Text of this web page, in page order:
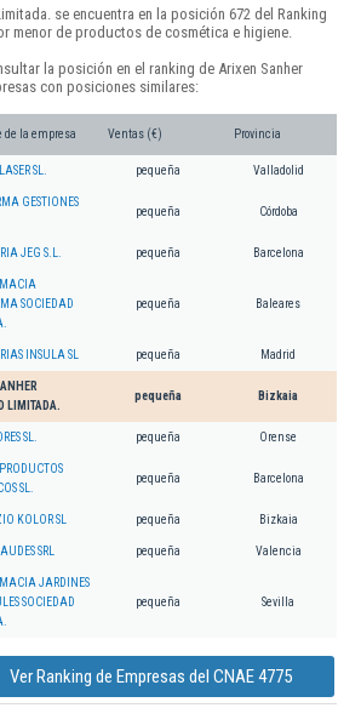
se encuentra en la posición 672 del Ranking
menor de productos de cosmética e higiene.
la posición en el ranking de Arixen Sanher
con posiciones similares:
de la empresa Ventas (€) Provincia
SL. pequeña Valladolid
GESTIONES
pequeña Córdoba
JEG S.L. pequeña Barcelona
SOCIEDAD
pequeña Baleares
INSULA SL pequeña Madrid
LIMITADA.
pequeña Bizkaia
SL. pequeña Orense
SL.
pequeña Barcelona
KOLOR SL pequeña Bizkaia
SRL pequeña Valencia
JARDINES
SOCIEDAD
pequeña Sevilla
Ver Ranking de Empresas del CNAE 4775